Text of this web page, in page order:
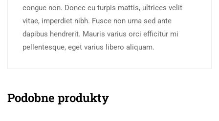
congue non. Donec eu turpis mattis, ultrices velit
vitae, imperdiet nibh. Fusce non urna sed ante
dapibus hendrerit. Mauris varius orci efficitur mi
pellentesque, eget varius libero aliquam.
Podobne produkty